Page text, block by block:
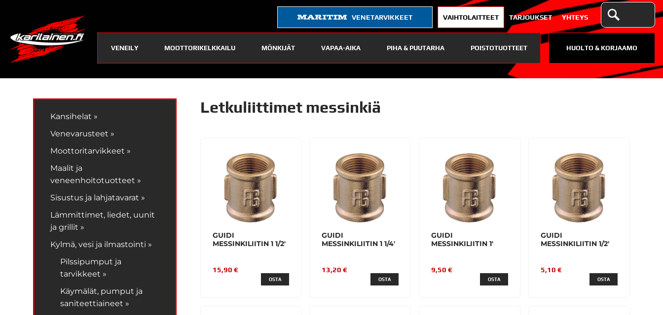
VENETARVIKKEET VAIHTOLAITTEET TARJOUKSET YHTEYS
VENEILY MOOTTORIKELKKAILU MÖNKIJÄT VAPAA-AIKA PIHA & PUUTARHA POISTOTUOTTEET HUOLTO & KORJAAMO
Kansihelat »
Venevarusteet »
Moottoritarvikkeet »
Maalit ja
veneenhoitotuotteet »
Sisustus ja lahjatavarat »
Lämmittimet, liedet, uunit
ja grillit »
Kylmä, vesi ja ilmastointi »
Pilssipumput ja
tarvikkeet »
Käymälät, pumput ja
saniteettiaineet »
Letkuliittimet messinkiä
GUIDI
MESSINKILIITIN 1 1/2'
15,90 €
OSTA
GUIDI
MESSINKILIITIN 1 1/4'
13,20 €
OSTA
GUIDI
MESSINKILIITIN 1'
9,50 €
OSTA
GUIDI
MESSINKILIITIN 1/2'
5,10 €
OSTA